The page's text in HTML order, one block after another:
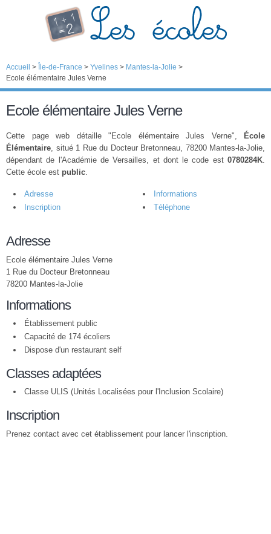
Accueil > Île-de-France > Yvelines > Mantes-la-Jolie >
Ecole élémentaire Jules Verne
Ecole élémentaire Jules Verne
Cette page web détaille "Ecole élémentaire Jules Verne",
École
Élémentaire, situé 1 Rue du Docteur Bretonneau, 78200 Mantes-la-Jolie,
dépendant de l'Académie de Versailles, et dont le code est 0780284K.
Cette école est public.
Adresse
Informations
Inscription
Téléphone
Adresse
Ecole élémentaire Jules Verne
1 Rue du Docteur Bretonneau
78200 Mantes-la-Jolie
Informations
Établissement public
Capacité de 174 écoliers
Dispose d'un restaurant self
Classes adaptées
Classe ULIS (Unités Localisées pour l'Inclusion Scolaire)
Inscription
Prenez contact avec cet établissement pour lancer l'inscription.